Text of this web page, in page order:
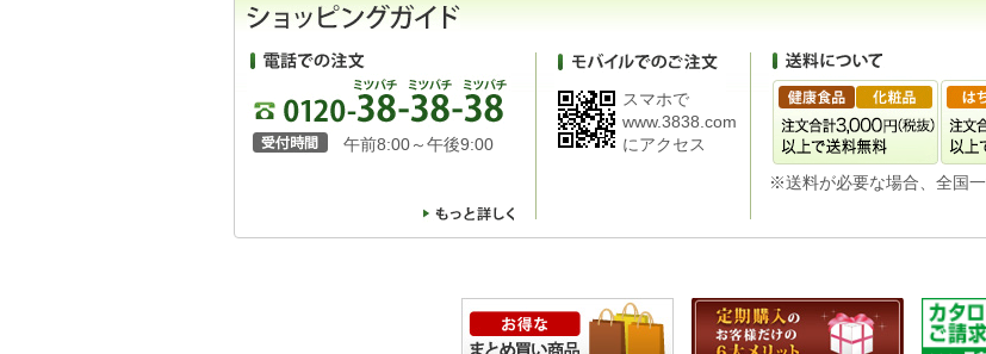
午前8:00～午後9:00
スマホで
www.3838.com
にアクセス
※送料が必要な場合、全国一